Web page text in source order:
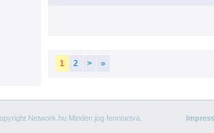
1 2 > »
Network.hu Minden jog fenntartva.